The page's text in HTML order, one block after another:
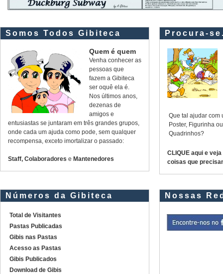
Somos Todos Gibiteca
Quem é quem
Venha conhecer as
pessoas que
fazem a Gibiteca
ser oquê ela é.
Nos últimos anos,
dezenas de
amigos e
entusiastas se juntaram em três grandes grupos,
onde cada um ajuda como pode, sem qualquer
recompensa, exceto imortalizar o passado:
Staff, Colaboradores e Mantenedores
Procura-
Que tal ajudar com
Poster, Figurinha
Quadrinhos?
CLIQUE aqui e
coisas que
Números da Gibiteca
Total de Visitantes
Pastas Publicadas
Gibis nas Pastas
Acesso as Pastas
Gibis Publicados
Download de Gibis
Nossas